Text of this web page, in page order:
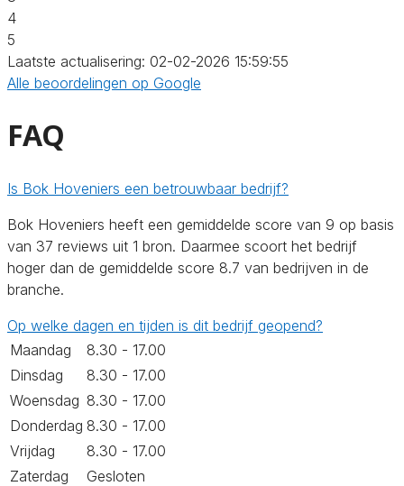
4
5
Laatste actualisering: 02-02-2026 15:59:55
Alle beoordelingen op Google
FAQ
Is Bok Hoveniers een betrouwbaar bedrijf?
Bok Hoveniers heeft een gemiddelde score van 9 op basis
van 37 reviews uit 1 bron. Daarmee scoort het bedrijf
hoger dan de gemiddelde score 8.7 van bedrijven in de
branche.
Op welke dagen en tijden is dit bedrijf geopend?
Maandag
8.30 - 17.00
Dinsdag
8.30 - 17.00
Woensdag 8.30 - 17.00
Donderdag 8.30 - 17.00
Vrijdag
8.30 - 17.00
Zaterdag
Gesloten